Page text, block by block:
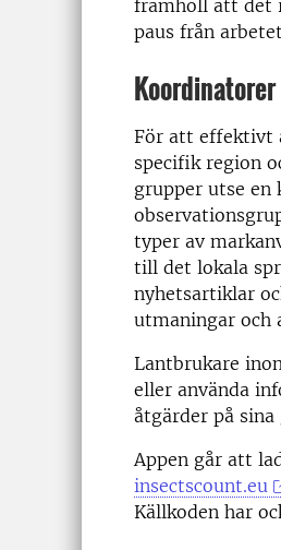
framhöll att det
paus från
För att effektivt
specifik region
grupper utse en
typer av
till det lokala
nyhetsartiklar
utmaningar och
Lantbrukare
eller använda
åtgärder på sina
Appen går att
insectscount.eu
Källkoden har